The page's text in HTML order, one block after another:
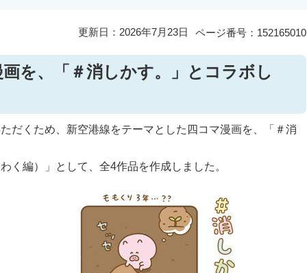
ページ番号：152165010
更新日：2026年7月23日
を、「＃消しかす。」とコラボし
だくため、新空港線をテーマとした四コマ漫画を、「＃消
編）」として、全4作品を作成しました。